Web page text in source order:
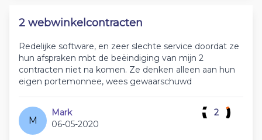
2 webwinkelcontracten
Redelijke software, en zeer slechte service doordat ze
hun afspraken mbt de beëindiging van mijn 2
contracten niet na komen. Ze denken alleen aan hun
eigen portemonnee, wees gewaarschuwd
M
Mark
06-05-2020
2